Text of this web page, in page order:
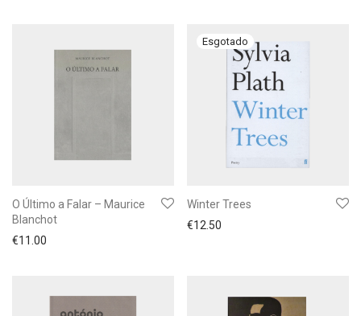
O Último a Falar – Maurice
Blanchot
€11.00
Winter Trees
€12.50